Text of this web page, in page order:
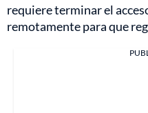
requiere terminar el
remotamente para que